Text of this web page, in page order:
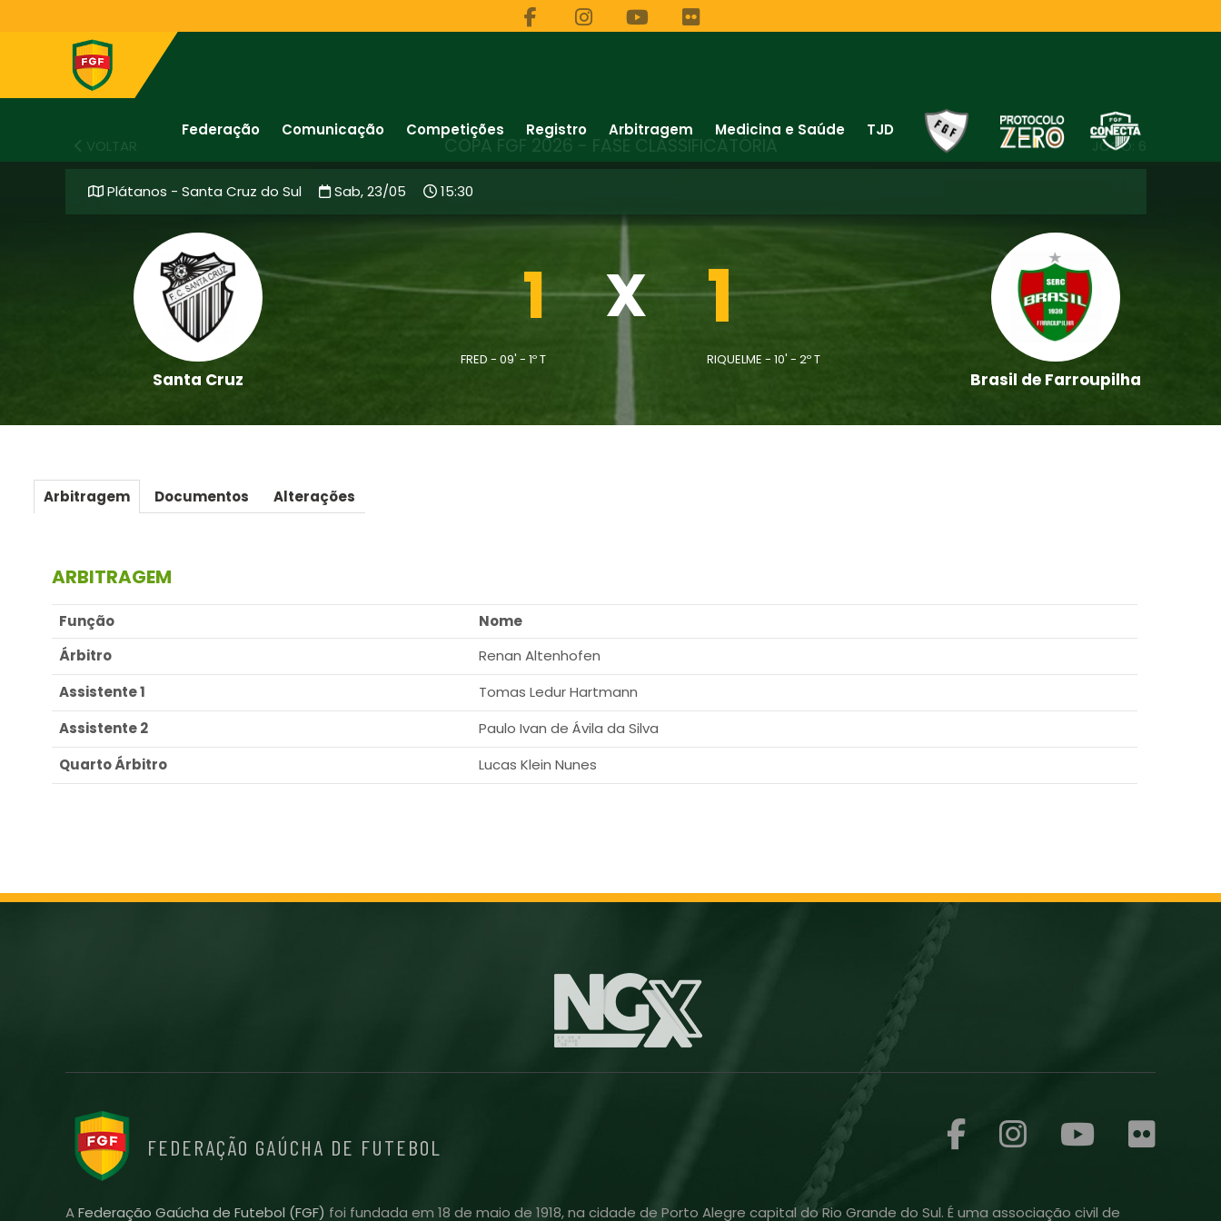
Federação Comunicação Competições Registro Arbitragem Medicina e Saúde
TJD
VOLTAR
COPA FGF 2026 - FASE CLASSIFICATÓRIA JOGO: 6
Plátanos - Santa Cruz do Sul Sab, 23/05 15:30
Santa Cruz
1
FRED - 09' - 1º T
X 1
RIQUELME - 10' - 2º T
Brasil de Farroupilha
Arbitragem Documentos Alterações
ARBITRAGEM
Função
Nome
Árbitro
Renan Altenhofen
Assistente 1
Tomas Ledur Hartmann
Assistente 2
Paulo Ivan de Ávila da Silva
Quarto Árbitro
Lucas Klein Nunes
FEDERAÇÃO GAÚCHA DE FUTEBOL
AFederação Gaúcha de Futebol (FGF) foi fundada em 18 de maio de 1918, na cidade de Porto Alegre capital do Rio Grande do Sul. É uma associação civil de